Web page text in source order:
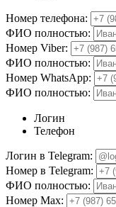
Номер телефона:
ФИО полностью:
Номер Viber:
ФИО полностью:
Номер WhatsApp:
ФИО полностью:
Логин
Телефон
Логин в Telegram:
Номер в Telegram:
ФИО полностью:
Номер Max: